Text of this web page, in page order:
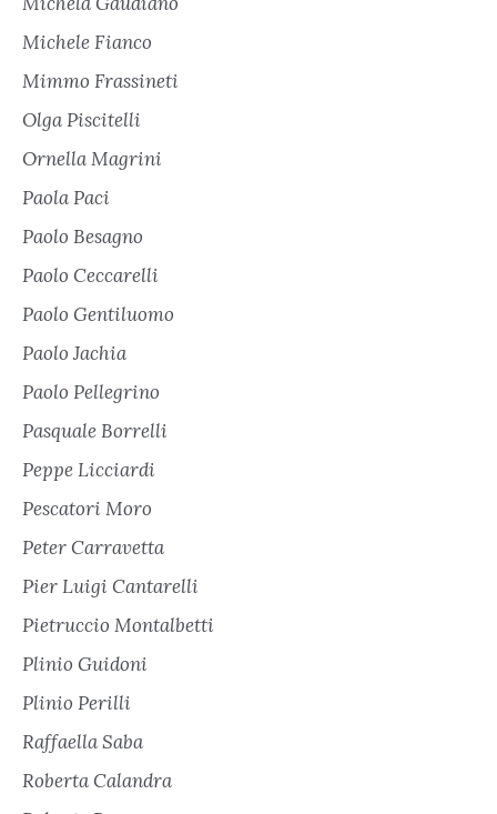
Michele Fianco
Mimmo Frassineti
Olga Piscitelli
Ornella Magrini
Paola Paci
Paolo Besagno
Paolo Ceccarelli
Paolo Gentiluomo
Paolo Jachia
Paolo Pellegrino
Pasquale Borrelli
Peppe Licciardi
Pescatori Moro
Peter Carravetta
Pier Luigi Cantarelli
Pietruccio Montalbetti
Plinio Guidoni
Plinio Perilli
Raffaella Saba
Roberta Calandra